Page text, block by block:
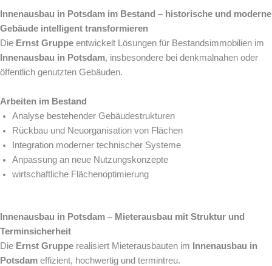
Innenausbau in Potsdam im Bestand – historische und moderne
Gebäude intelligent transformieren
Die Ernst Gruppe entwickelt Lösungen für Bestandsimmobilien im
Innenausbau in Potsdam, insbesondere bei denkmalnahen oder
öffentlich genutzten Gebäuden.
Arbeiten im Bestand
Analyse bestehender Gebäudestrukturen
Rückbau und Neuorganisation von Flächen
Integration moderner technischer Systeme
Anpassung an neue Nutzungskonzepte
wirtschaftliche Flächenoptimierung
Innenausbau in Potsdam – Mieterausbau mit Struktur und
Terminsicherheit
Die Ernst Gruppe realisiert Mieterausbauten im
Innenausbau in
Potsdam effizient, hochwertig und termintreu.